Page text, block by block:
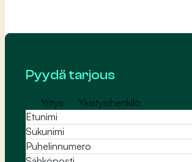
Pyydä tarjous
Yritys Yksityishenkilö